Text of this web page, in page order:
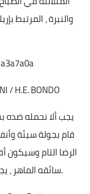
والنبرة ، المرتبط
/ H.E. BONDO
يجب ألا نحمله ضده
قام بجولة سيئة
الرضا التام
سائقه الماهر ، يجب أن يظهر وجهًا مختلفًا تمامًا هذه المرة.